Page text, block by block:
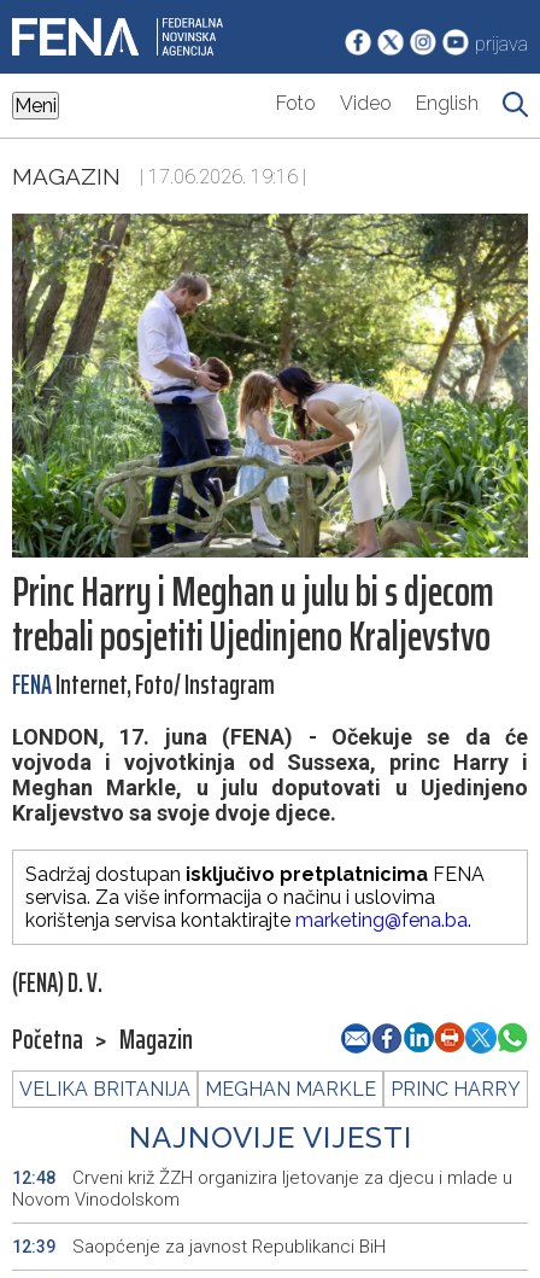
prijava
Meni Foto Video English
MAGAZIN | 17.06.2026. 19:16 |
Princ Harry i Meghan u julu bi s djecom
trebali posjetiti Ujedinjeno Kraljevstvo
FENAInternet, Foto/ Instagram
LONDON, 17. juna (FENA) - Očekuje se da će
vojvoda i vojvotkinja od Sussexa, princ Harry i
Meghan Markle, u julu doputovati u Ujedinjeno
Kraljevstvo sa svoje dvoje djece.
Sadržaj dostupan isključivo pretplatnicima FENA
servisa. Za više informacija o načinu i uslovima
korištenja servisa kontaktirajte marketing@fena.ba.
(FENA) D. V.
Početna > Magazin
VELIKA BRITANIJA MEGHAN MARKLE PRINC HARRY
NAJNOVIJE VIJESTI
12:48
Crveni križ ŽZH organizira ljetovanje za djecu i mlade u
Novom Vinodolskom
12:39 Saopćenje za javnost Republikanci BiH